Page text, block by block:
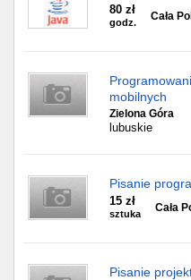
80 zł
godz.
Cała
mobilnych
Zielona Góra
lubuskie
Pisanie
15 zł
sztuka
Cała
Pisanie